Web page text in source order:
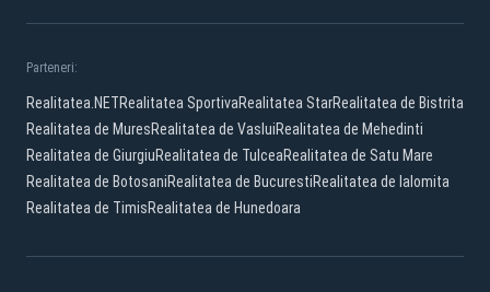
Parteneri:
Realitatea.NETRealitatea SportivaRealitatea StarRealitatea de Bistrita
Realitatea de MuresRealitatea de VasluiRealitatea de Mehedinti
Realitatea de GiurgiuRealitatea de TulceaRealitatea de Satu Mare
Realitatea de BotosaniRealitatea de BucurestiRealitatea de Ialomita
Realitatea de TimisRealitatea de Hunedoara